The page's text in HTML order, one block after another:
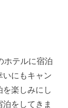
ホテルに宿泊
いにもキャン
楽しみにし
をしてきま